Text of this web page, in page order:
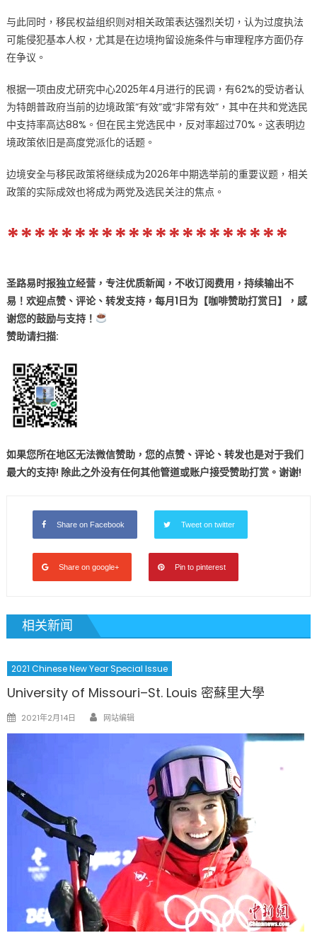
与此同时，移民权益组织则对相关政策表达强烈关切，认为过度执法
可能侵犯基本人权，尤其是在边境拘留设施条件与审理程序方面仍存
在争议。
根据一项由皮尤研究中心2025年4月进行的民调，有62%的受访者认
为特朗普政府当前的边境政策“有效”或“非常有效”，其中在共和党选民
中支持率高达88%。但在民主党选民中，反对率超过70%。这表明边
境政策依旧是高度党派化的话题。
边境安全与移民政策将继续成为2026年中期选举前的重要议题，相关
政策的实际成效也将成为两党及选民关注的焦点。
*********************
圣路易时报独立经营，专注优质新闻，不收订阅费用，持续输出不
易！欢迎点赞、评论、转发支持，每月1日为【咖啡赞助打赏日】，感
谢您的鼓励与支持！
赞助请扫描:
如果您所在地区无法微信赞助，您的点赞、评论、转发也是对于我们
最大的支持! 除此之外没有任何其他管道或账户接受赞助打赏。谢谢!
Share on Facebook Tweet on twitter
Share on google+ Pin to pinterest
相关新闻
2021 Chinese New Year Special Issue
University of Missouri–St. Louis 密蘇里大學
Posted
on
2021年2月14日 Author
网站编辑